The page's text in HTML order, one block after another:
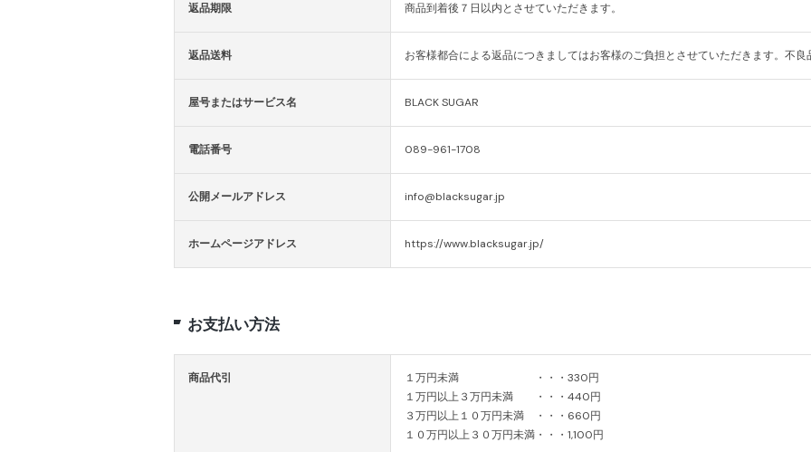
返品期限 商品到着後７日以内とさせていただきます。
返品送料 お客様都合による返品につきましてはお客様のご負担とさせていただきます。不
屋号またはサービス名 BLACK SUGAR
電話番号 089-961-1708
公開メールアドレス info@blacksugar.jp
ホームページアドレス https://www.blacksugar.jp/
お支払い方法
商品代引
１万円未満 ・・・330円
１万円以上３万円未満 ・・・440円
３万円以上１０万円未満 ・・・660円
１０万円以上３０万円未満・・・1,100円